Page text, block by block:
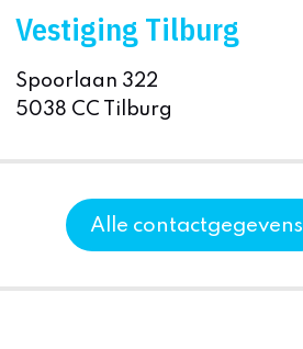
Vestiging Tilburg
Spoorlaan 322
5038 CC Tilburg
Alle contactgegevens